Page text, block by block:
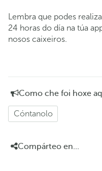
Lembra que podes
24 horas do día na túa
nosos caixeiros.
Como che foi hoxe
Cóntanolo
Compárteo en...